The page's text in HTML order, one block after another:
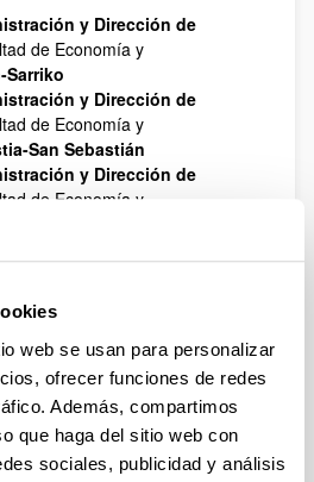
web se usan para personalizar
ofrecer funciones de redes
Además, compartimos
que haga del sitio web con
sociales, publicidad y análisis
y Dirección de
de Economía y
Sarriko
y Dirección de
de Economía y
San Sebastián
y Dirección de
de Economía y
y Administración Pública
de Economía y
de Negocios (Facultad de
Bilbao-Elkano)
(
Facultad de Economía y
Sarriko)
Laborales y Recursos